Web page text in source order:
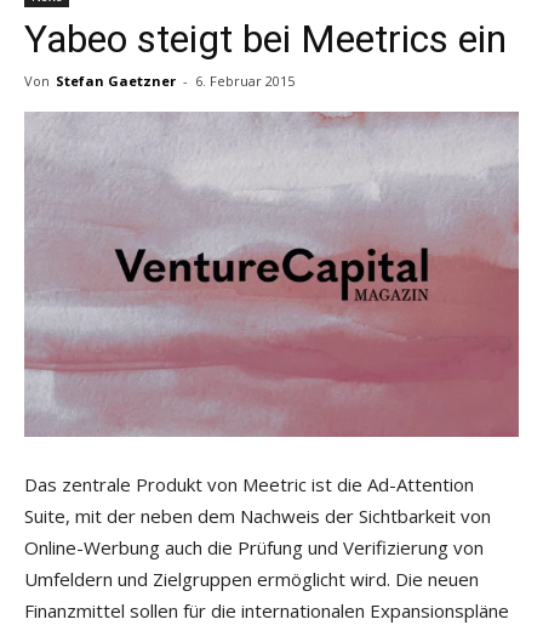
Yabeo steigt bei Meetrics ein
Von Stefan Gaetzner - 6. Februar 2015
Das zentrale Produkt von Meetric ist die Ad-Attention
Suite, mit der neben dem Nachweis der Sichtbarkeit von
Online-Werbung auch die Prüfung und Verifizierung von
Umfeldern und Zielgruppen ermöglicht wird. Die neuen
Finanzmittel sollen für die internationalen Expansionspläne